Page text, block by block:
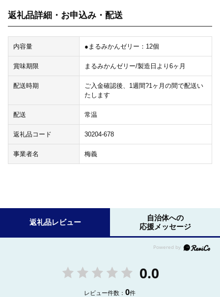
返礼品詳細・お申込み・配送
内容量 ●まるみかんゼリー：12個
賞味期限 まるみかんゼリー/製造日より6ヶ月
配送時期
ご入金確認後、1週間?1ヶ月の間で配送い
たします
配送 常温
返礼品コード 30204-678
事業者名 梅義
返礼品レビュー
自治体への
応援メッセージ
0.0
レビュー件数：0件